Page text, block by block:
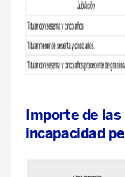
Importe de
incapacidad